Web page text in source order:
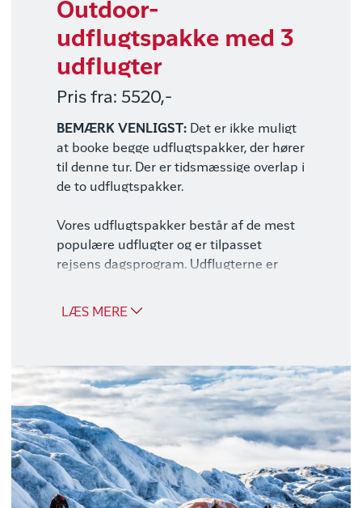
Outdoor-
udflugtspakke med 3
udflugter
Pris fra: 5520,-
BEMÆRK VENLIGST: Det er ikke muligt
at booke begge udflugtspakker, der hører
til denne tur. Der er tidsmæssige overlap i
de to udflugtspakker.
Vores udflugtspakker består af de mest
populære udflugter og er tilpasset
rejsens dagsprogram. Udflugterne er
Vandring til Granatfjeld (8 timer)
Godt at vide
Vi anbefaler, at du bestiller pakken
samtidig med din rejsebestilling, for
bestiller du senere, risikerer du, at
LÆS MERE